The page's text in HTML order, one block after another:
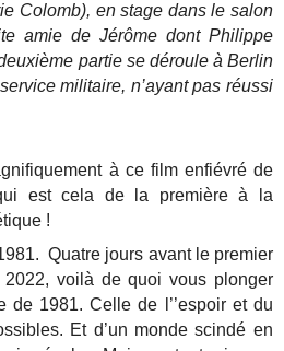
Colomb), en stage dans le salon
amie de Jérôme dont Philippe
partie se déroule à Berlin
militaire, n’ayant pas réussi
à ce film enfiévré de
est cela de la première à la
!
Quatre jours avant le premier
voilà de quoi vous plonger
de 1981. Celle de l’’espoir et du
Et d’un monde scindé en